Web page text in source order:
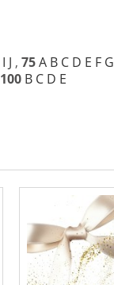
I J , 75A B C D E F G
100 B C D E